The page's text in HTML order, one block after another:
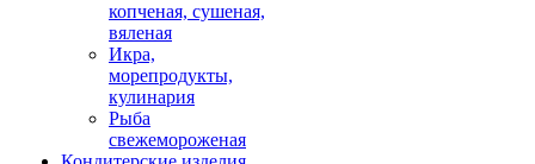
копченая, сушеная,
вяленая
Икра,
морепродукты,
кулинария
Рыба
свежемороженая